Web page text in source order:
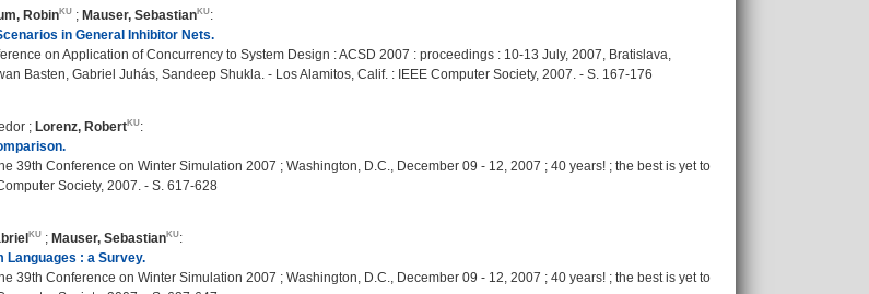
Robin ; Mauser, Sebastian
:
in General Inhibitor Nets.
on Application of Concurrency to System Design : ACSD 2007 : proceedings : 10-13 July, 2007, Bratislava,
Basten, Gabriel Juhás, Sandeep Shukla. - Los Alamitos, Calif. : IEEE Computer Society, 2007. - S. 167-176
; Lorenz, Robert
:
39th Conference on Winter Simulation 2007 ; Washington, D.C., December 09 - 12, 2007 ; 40 years! ; the best is yet to
Society, 2007. - S. 617-628
; Mauser, Sebastian
:
Languages : a Survey.
39th Conference on Winter Simulation 2007 ; Washington, D.C., December 09 - 12, 2007 ; 40 years! ; the best is yet to